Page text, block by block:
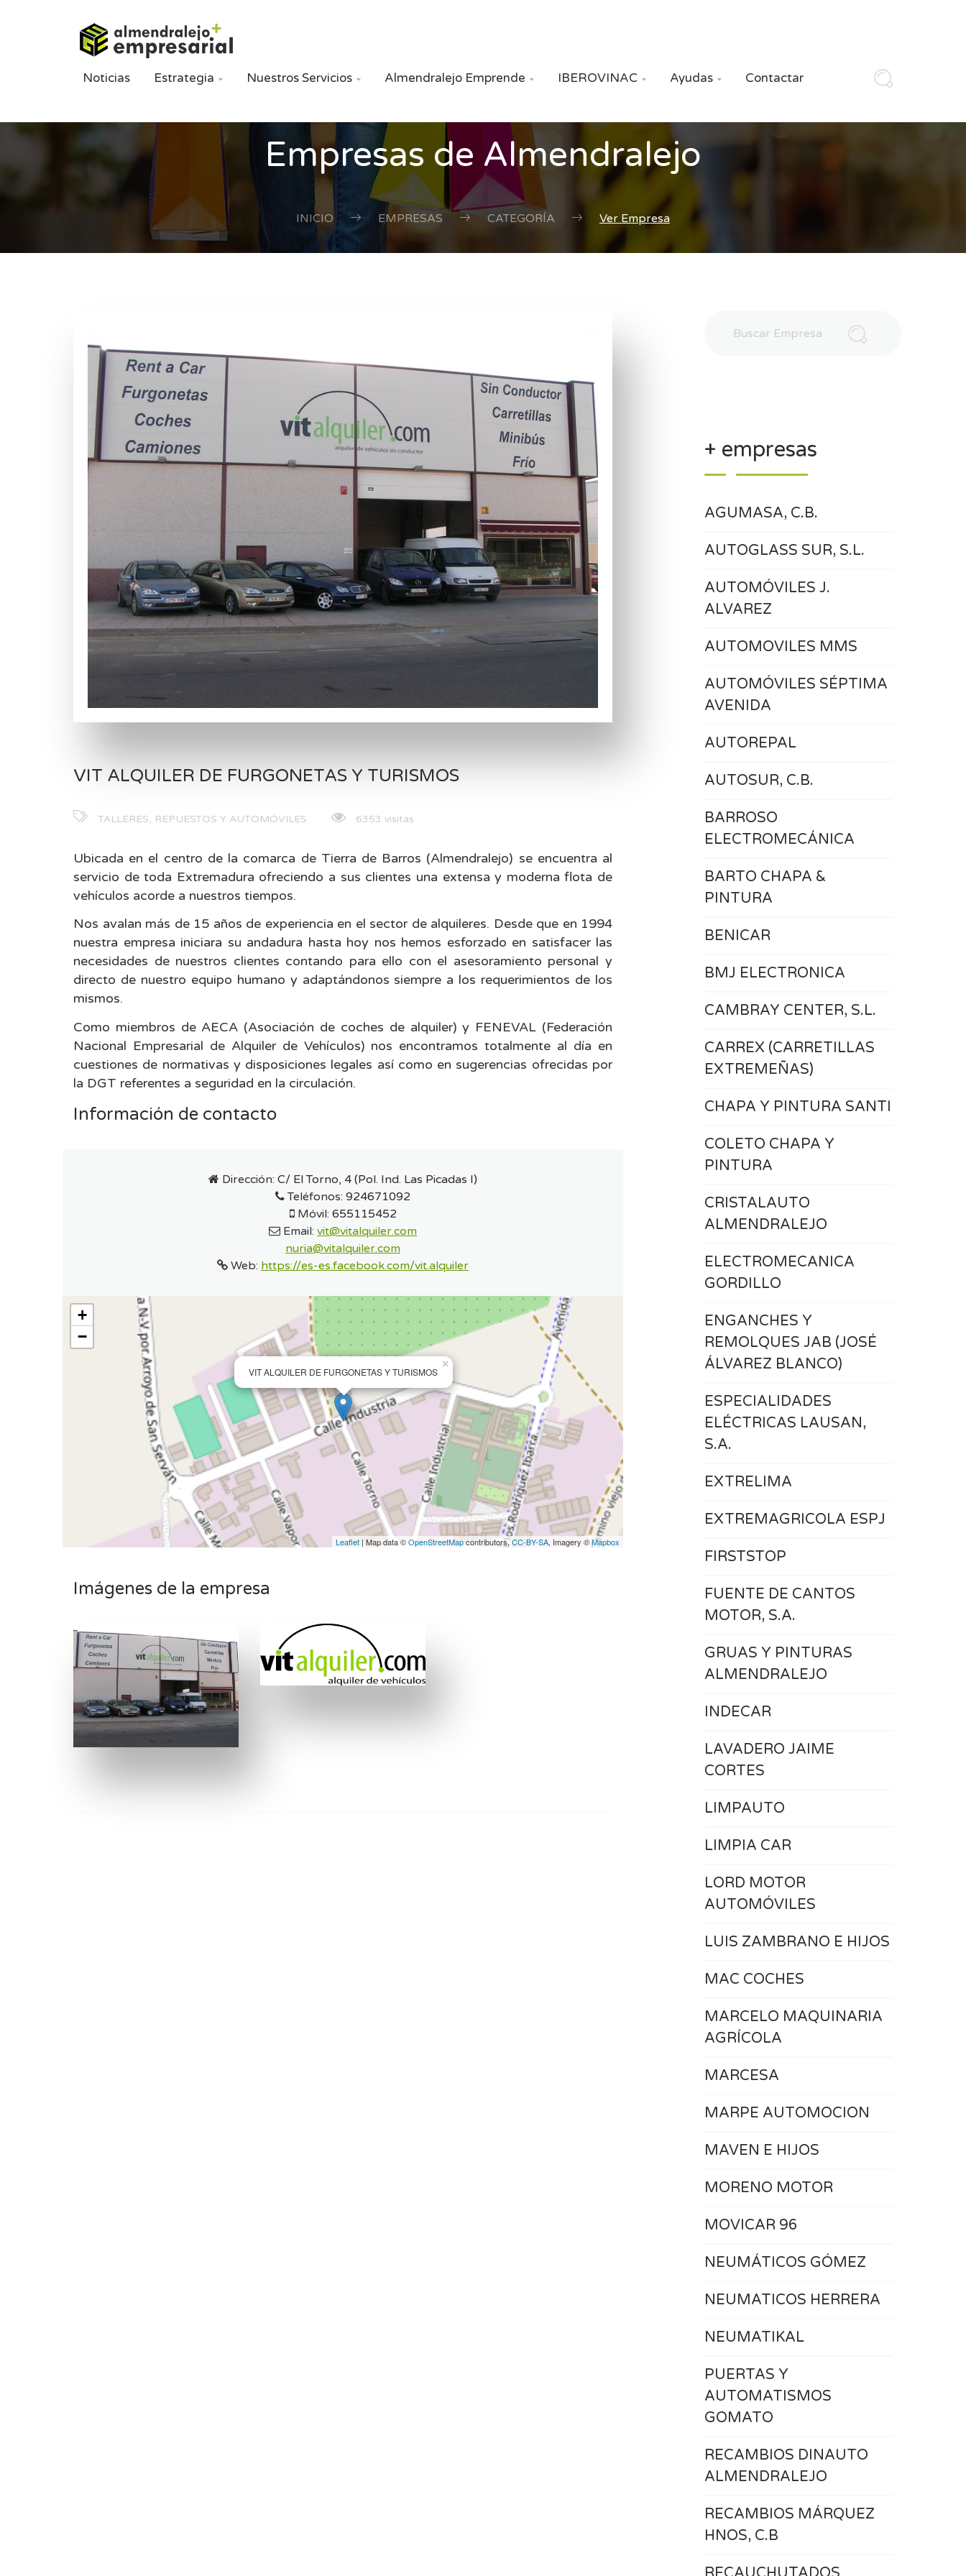
Noticias Estrategia  Nuestros Servicios  Almendralejo Emprende  IBEROVINAC  Ayudas  Contactar
Empresas de Almendralejo
INICIO EMPRESAS CATEGORÍA Ver Empresa
VIT ALQUILER DE FURGONETAS Y TURISMOS
TALLERES, REPUESTOS Y AUTOMÓVILES 6353 visitas
Ubicada en el centro de la comarca de Tierra de Barros (Almendralejo) se encuentra al
servicio de toda Extremadura ofreciendo a sus clientes una extensa y moderna flota de
vehículos acorde a nuestros tiempos.
Nos avalan más de 15 años de experiencia en el sector de alquileres. Desde que en 1994
nuestra empresa iniciara su andadura hasta hoy nos hemos esforzado en satisfacer las
necesidades de nuestros clientes contando para ello con el asesoramiento personal y
directo de nuestro equipo humano y adaptándonos siempre a los requerimientos de los
mismos.
Como miembros de AECA (Asociación de coches de alquiler) y FENEVAL (Federación
Nacional Empresarial de Alquiler de Vehículos) nos encontramos totalmente al día en
cuestiones de normativas y disposiciones legales así como en sugerencias ofrecidas por
la DGT referentes a seguridad en la circulación.
Información de contacto
Dirección: C/ El Torno, 4 (Pol. Ind. Las Picadas I)
Teléfonos: 924671092
Móvil: 655115452
Email: vit@vitalquiler.com
nuria@vitalquiler.com
Web: https://es-es.facebook.com/vit.alquiler
VIT ALQUILER DE FURGONETAS Y TURISMOS
×
+
−
Leaflet | Map data ©OpenStreetMapcontributors,CC-BY-SA, Imagery ©Mapbox
Imágenes de la empresa
+ empresas
AGUMASA, C.B.
AUTOGLASS SUR, S.L.
AUTOMÓVILES J.
ALVAREZ
AUTOMOVILES MMS
AUTOMÓVILES SÉPTIMA
AVENIDA
AUTOREPAL
AUTOSUR, C.B.
BARROSO
ELECTROMECÁNICA
BARTO CHAPA &
PINTURA
BENICAR
BMJ ELECTRONICA
CAMBRAY CENTER, S.L.
CARREX (CARRETILLAS
EXTREMEÑAS)
CHAPA Y PINTURA SANTI
COLETO CHAPA Y
PINTURA
CRISTALAUTO
ALMENDRALEJO
ELECTROMECANICA
GORDILLO
ENGANCHES Y
REMOLQUES JAB (JOSÉ
ÁLVAREZ BLANCO)
ESPECIALIDADES
ELÉCTRICAS LAUSAN,
S.A.
EXTRELIMA
EXTREMAGRICOLA ESPJ
FIRSTSTOP
FUENTE DE CANTOS
MOTOR, S.A.
GRUAS Y PINTURAS
ALMENDRALEJO
INDECAR
LAVADERO JAIME
CORTES
LIMPAUTO
LIMPIA CAR
LORD MOTOR
AUTOMÓVILES
LUIS ZAMBRANO E HIJOS
MAC COCHES
MARCELO MAQUINARIA
AGRÍCOLA
MARCESA
MARPE AUTOMOCION
MAVEN E HIJOS
MORENO MOTOR
MOVICAR 96
NEUMÁTICOS GÓMEZ
NEUMATICOS HERRERA
NEUMATIKAL
PUERTAS Y
AUTOMATISMOS
GOMATO
RECAMBIOS DINAUTO
ALMENDRALEJO
RECAMBIOS MÁRQUEZ
HNOS, C.B